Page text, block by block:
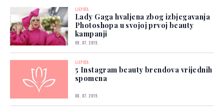
LJEPOTA
Lady Gaga hvaljena zbog izbjegavanja
Photoshopa u svojoj prvoj beauty
kampanji
09. 07. 2019.
LJEPOTA
5 Instagram beauty brendova vrijednih
spomena
08. 07. 2019.